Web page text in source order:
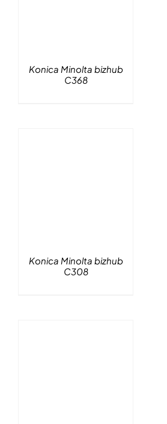
Konica Minolta bizhub
C368
Konica Minolta bizhub
C308